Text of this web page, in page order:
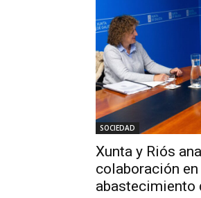
SOCIEDAD
Xunta y Riós
colaboración
abastecimiento